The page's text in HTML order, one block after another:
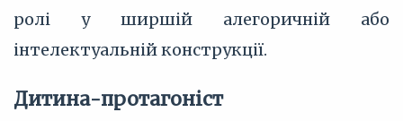
ролі у ширшій алегоричній або
інтелектуальній конструкції.
Дитина-протагоніст